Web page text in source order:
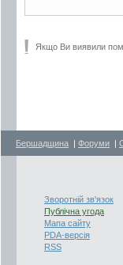
Якщо Ви виявили
Бершадщина | Форуми |
Зворотній зв'язок
Публічна угода
Мапа сайту
PDA-версія
RSS